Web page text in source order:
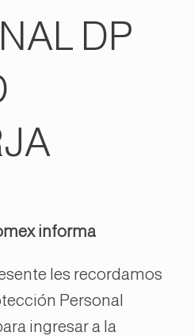
DP
informa
les recordamos
Personal
ingresar a la